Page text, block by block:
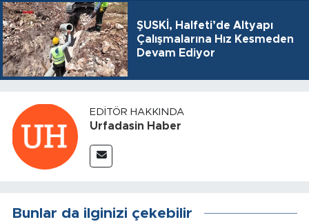
ŞUSKİ, Halfeti’de Altyapı
Çalışmalarına Hız Kesmeden
Devam Ediyor
EDITÖR HAKKINDA
Urfadasin Haber
Bunlar da ilginizi çekebilir